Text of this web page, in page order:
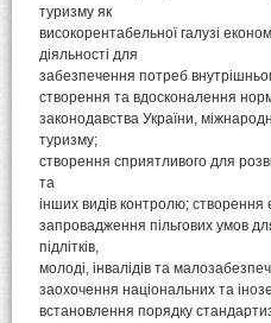
туризму як
високорентабельної галузі
діяльності для
забезпечення потреб
створення та вдосконалення
законодавства України,
туризму;
створення сприятливого для
та
інших видів контролю; створення
запровадження пільгових умов
підлітків,
молоді, інвалідів та
заохочення національних та
встановлення порядку